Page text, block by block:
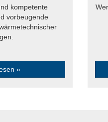
kompetente
vorbeugende
»